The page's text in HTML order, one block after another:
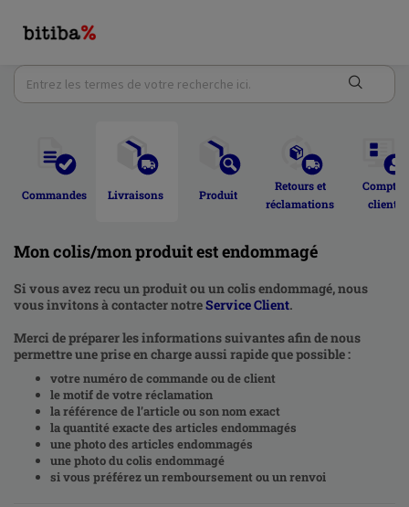
Commandes Livraisons Produit
Retours et
réclamations
Compte
client
Mon colis/mon produit est endommagé
Si vous avez recu un produit ou un colis endommagé, nous
vous invitons à contacter notreService Client.
Merci de préparer les informations suivantes afin de nous
permettre une prise en charge aussi rapide que possible :
votre numéro de commande ou de client
le motif de votre réclamation
la référence de l’article ou son nom exact
la quantité exacte des articles endommagés
une photo des articles endommagés
une photo du colis endommagé
si vous préférez un remboursement ou un renvoi